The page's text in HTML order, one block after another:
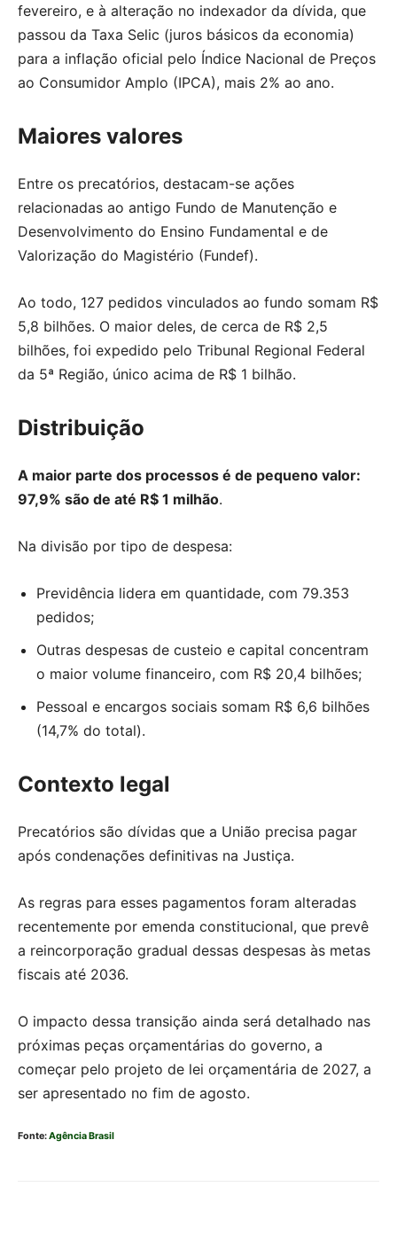
fevereiro, e à alteração no indexador da dívida, que
passou da Taxa Selic (juros básicos da economia)
para a inflação oficial pelo Índice Nacional de Preços
ao Consumidor Amplo (IPCA), mais 2% ao ano.
Maiores valores
Entre os precatórios, destacam-se ações
relacionadas ao antigo Fundo de Manutenção e
Desenvolvimento do Ensino Fundamental e de
Valorização do Magistério (Fundef).
Ao todo, 127 pedidos vinculados ao fundo somam R$
5,8 bilhões. O maior deles, de cerca de R$ 2,5
bilhões, foi expedido pelo Tribunal Regional Federal
da 5ª Região, único acima de R$ 1 bilhão.
Distribuição
A maior parte dos processos é de pequeno valor:
97,9% são de até R$ 1 milhão.
Na divisão por tipo de despesa:
Previdência lidera em quantidade, com 79.353
pedidos;
Outras despesas de custeio e capital concentram
o maior volume financeiro, com R$ 20,4 bilhões;
Pessoal e encargos sociais somam R$ 6,6 bilhões
(14,7% do total).
Contexto legal
Precatórios são dívidas que a União precisa pagar
após condenações definitivas na Justiça.
As regras para esses pagamentos foram alteradas
recentemente por emenda constitucional, que prevê
a reincorporação gradual dessas despesas às metas
fiscais até 2036.
O impacto dessa transição ainda será detalhado nas
próximas peças orçamentárias do governo, a
começar pelo projeto de lei orçamentária de 2027, a
ser apresentado no fim de agosto.
Fonte:Agência Brasil